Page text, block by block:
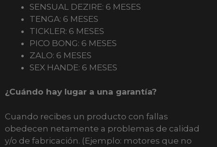
SENSUAL DEZIRE: 6 MESES
TENGA: 6 MESES
TICKLER: 6 MESES
PICO BONG: 6 MESES
ZALO: 6 MESES
SEX HANDE: 6 MESES
¿Cuándo hay lugar a una garantía?
Cuando recibes un producto con fallas
obedecen netamente a problemas de calidad
y/o de fabricación. (Ejemplo: motores que no